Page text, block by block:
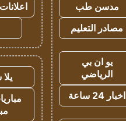
مدسن طب
مصادر التعليم
يو ان بي
الرياضي
اخبار 24 ساعة